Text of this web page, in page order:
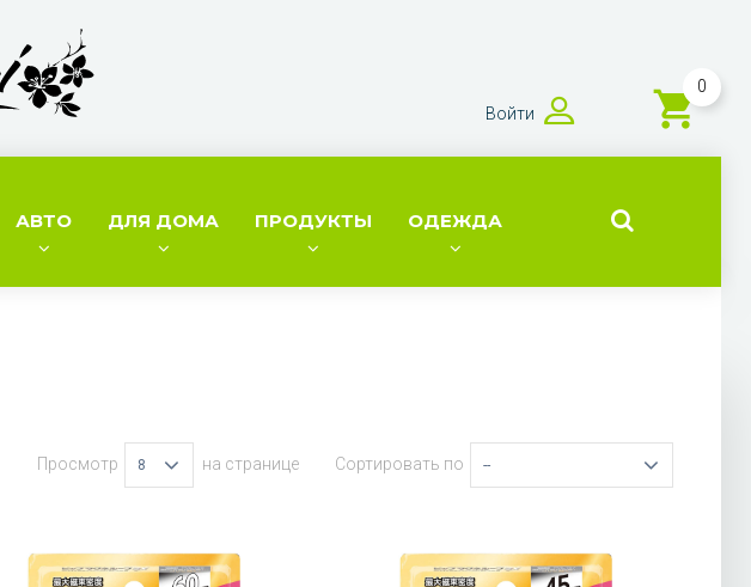
0
Войти
АВТО ДЛЯ ДОМА ПРОДУКТЫ ОДЕЖДА
Сортировать по --
Просмотр 8 на странице